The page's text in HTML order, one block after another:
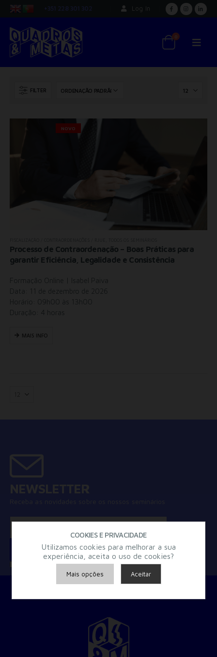
+351 228 301 302 Log In
0
FILTER
NOVO
Processo de Contraordenação – Boas Práticas para
garantir Eficiência, Legalidade e Consistência
MAIS INFO
Concordo com aPolítica de Privacidade
COOKIES E PRIVACIDADE
Utilizamos cookies para melhorar a sua
experiência, aceita o uso de cookies?
Mais opções Aceitar
Consentimento Google Ads, Google Shopping e Google
Consentimento para Remarketing